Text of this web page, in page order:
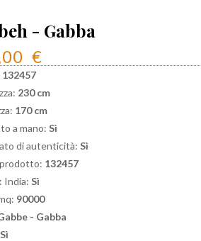
- Gabba
€
132457
230 cm
170 cm
a mano: Sì
di autenticità: Sì
132457
India: Sì
90000
- Gabba
Sì